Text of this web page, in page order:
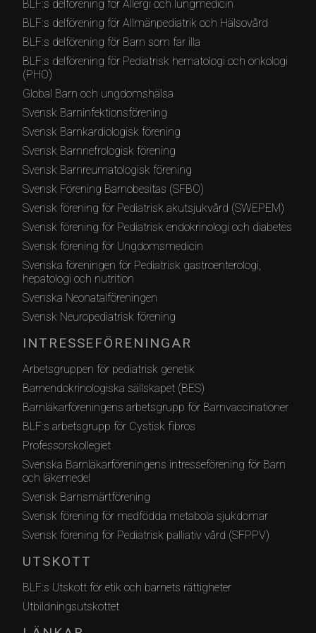
BLF:s delförening för Allergi och lungmedicin
BLF:s delförening för Allmänpediatrik och Hälsovård
BLF:s delförening för Barn som far illa
BLF:s delförening för Pediatrisk hematologi och onkologi
(PHO)
Global Barn och ungdomshälsa
Svensk Barninfektionsförening
Svensk Barnkardiologisk förening
Svensk Barnnefrologisk förening
Svensk Barnreumatologisk förening
Svensk Förening Barnobesitas (SFBO)
Svensk förening för Pediatrisk akutsjukvård (SWEPEM)
Svensk förening för Pediatrisk endokrinologi och diabetes
Svensk förening för Ungdomsmedicin
Svenska föreningen för Pediatrisk gastroenterologi,
hepatologi och nutrition
Svenska Neonatalföreningen
Svensk Neuropediatrisk förening
INTRESSEFÖRENINGAR
Arbetsgruppen för pediatrisk genetik
Barnendokrinologiska sällskapet (BES)
Barnläkarföreningens arbetsgrupp för Barnvaccinationer
BLF:s arbetsgrupp för Cystisk fibros
Professorskollegiet
Svenska Barnläkarföreningens intresseförening för Barn
och läkemedel
Svensk Barnsmärtförening
Svensk förening för medfödda metabola sjukdomar
Svensk förening för Pediatrisk palliativ vård (SFPPV)
UTSKOTT
BLF:s Utskott för etik och barnets rättigheter
Utbildningsutskottet